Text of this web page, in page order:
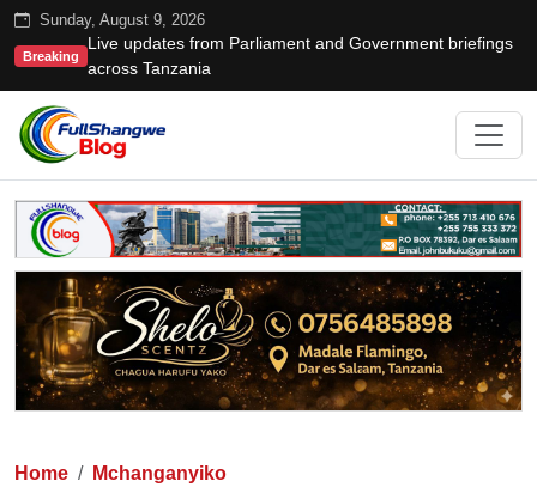
Sunday, August 9, 2026
Breaking
Live updates from Parliament and Government briefings
across Tanzania
Home Mchanganyiko